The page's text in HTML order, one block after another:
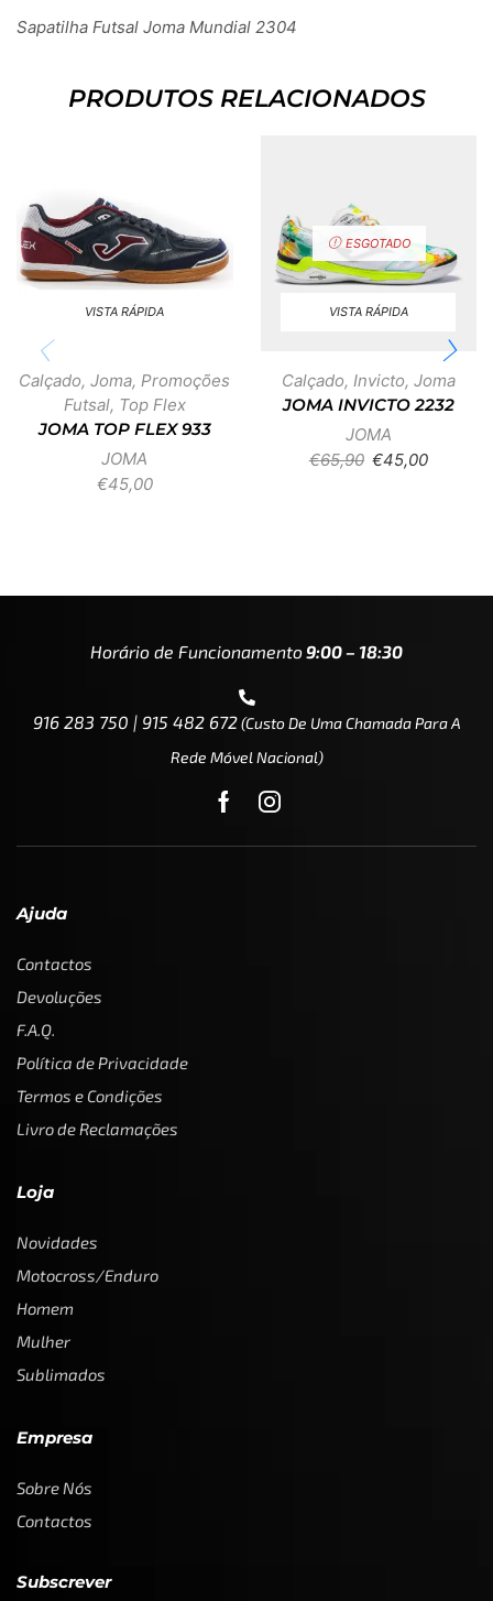
Sapatilha Futsal Joma Mundial 2304
PRODUTOS RELACIONADOS
VISTA RÁPIDA
Calçado,Joma,Promoções
Futsal, Top Flex
JOMA TOP FLEX 933
JOMA
€45,00
ESGOTADO
VISTA RÁPIDA
Calçado, Invicto, Joma
JOMA INVICTO 2232
JOMA
€65,90 €45,00
Horário de Funcionamento9:00 – 18:30
916 283 750 | 915 482 672(custo De Uma Chamada Para A
Rede Móvel Nacional)
Ajuda
Contactos
Devoluções
F.A.Q.
Política de Privacidade
Termos e Condições
Livro de Reclamações
Loja
Novidades
Motocross/Enduro
Homem
Mulher
Sublimados
Empresa
Sobre Nós
Contactos
Subscrever